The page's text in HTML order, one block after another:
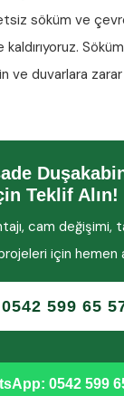
söküm ve
ve duvarlara
Teklif Alın!
cam değişimi,
için hemen
0542 599 65
0542 599